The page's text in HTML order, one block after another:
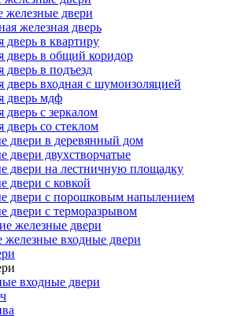
железные двери
железная дверь
дверь в квартиру
дверь в общий коридор
дверь в подъезд
дверь входная с шумоизоляцией
дверь мдф
дверь с зеркалом
дверь со стеклом
двери в деревянный дом
двери двухстворчатые
двери на лестничную площадку
двери с ковкой
двери с порошковым напылением
двери с терморазрывом
железные двери
входные двери
входные двери